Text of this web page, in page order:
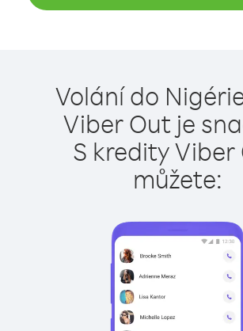
Volání do
Viber Out je
S kredity Viber
můžete: